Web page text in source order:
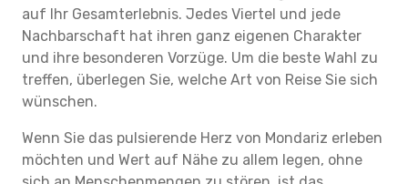
auf Ihr Gesamterlebnis. Jedes Viertel und jede
Nachbarschaft hat ihren ganz eigenen Charakter
und ihre besonderen Vorzüge. Um die beste Wahl zu
treffen, überlegen Sie, welche Art von Reise Sie sich
wünschen.
Wenn Sie das pulsierende Herz von Mondariz erleben
möchten und Wert auf Nähe zu allem legen, ohne